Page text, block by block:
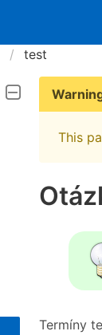
test
This
Termíny